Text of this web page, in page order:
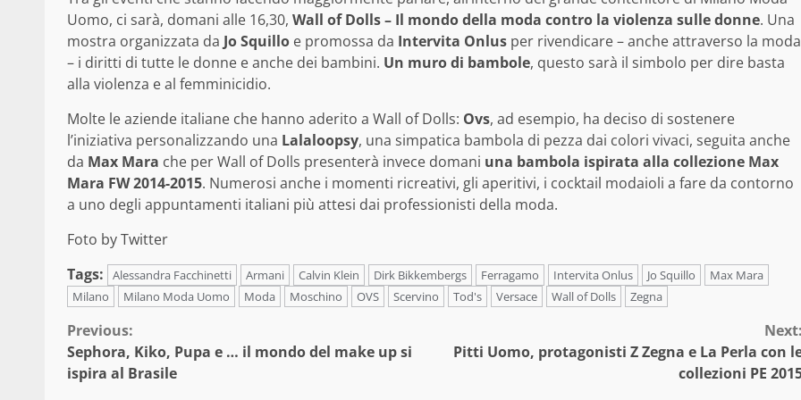
Uomo, ci sarà, domani alle 16,30, Wall of Dolls – Il mondo della moda contro la violenza sulle donne. Una
mostra organizzata da Jo Squillo e promossa da Intervita Onlus per rivendicare – anche attraverso la moda
– i diritti di tutte le donne e anche dei bambini. Un muro di bambole, questo sarà il simbolo per dire basta
alla violenza e al femminicidio.
Molte le aziende italiane che hanno aderito a Wall of Dolls: Ovs, ad esempio, ha deciso di sostenere
l’iniziativa personalizzando una Lalaloopsy, una simpatica bambola di pezza dai colori vivaci, seguita anche
da Max Mara che per Wall of Dolls presenterà invece domani una bambola ispirata alla collezione Max
Mara FW 2014-2015. Numerosi anche i momenti ricreativi, gli aperitivi, i cocktail modaioli a fare da contorno
a uno degli appuntamenti italiani più attesi dai professionisti della moda.
Foto by Twitter
Tags:
Alessandra Facchinetti Armani Calvin Klein Dirk Bikkembergs Ferragamo Intervita Onlus Jo Squillo
Max Mara
Milano
Milano Moda Uomo Moda Moschino OVS Scervino Tod's Versace Wall of Dolls Zegna
Continue
Reading
Previous:
Sephora, Kiko, Pupa e … il mondo del make up si
ispira al Brasile
Next:
Pitti Uomo, protagonisti Z Zegna e La Perla con
collezioni PE